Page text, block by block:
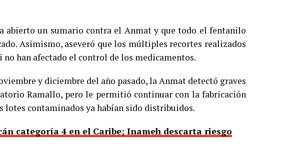
abierto un sumario contra el Anmat y que todo el fentanilo
Asimismo, aseveró que los múltiples recortes realizados
han afectado el control de los medicamentos.
y diciembre del año pasado, la Anmat detectó graves
Ramallo, pero le permitió continuar con la fabricación
lotes contaminados ya habían sido distribuidos.
categoría 4 en el Caribe; Inameh descarta riesgo